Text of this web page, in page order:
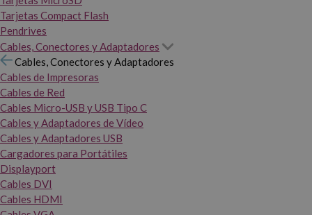
Tarjetas Compact Flash
Pendrives
Cables, Conectores y Adaptadores
Cables, Conectores y Adaptadores
Cables de Impresoras
Cables de Red
Cables Micro-USB y USB Tipo C
Cables y Adaptadores de Vídeo
Cables y Adaptadores USB
Cargadores para Portátiles
Displayport
Cables DVI
Cables HDMI